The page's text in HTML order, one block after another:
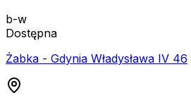
b-w
Dostępna
Żabka - Gdynia Władysława IV 46